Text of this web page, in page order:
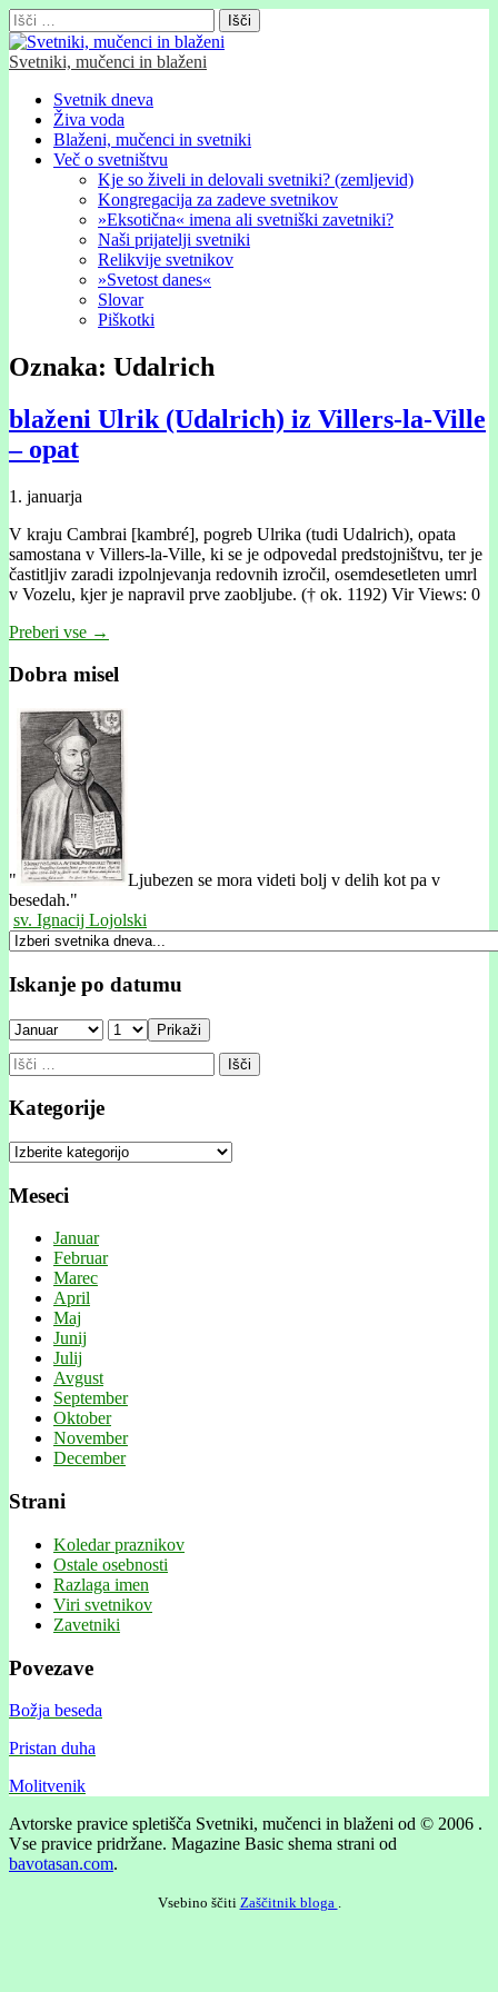
Išči:
Svetniki, mučenci in blaženi
Glavni
meni
Skip
content
Svetnik dneva
Živa voda
Blaženi, mučenci in svetniki
Več o svetništvu
Kje so živeli in delovali svetniki? (zemljevid)
Kongregacija za zadeve svetnikov
»Eksotična« imena ali svetniški zavetniki?
Naši prijatelji svetniki
Relikvije svetnikov
»Svetost danes«
Slovar
Piškotki
Oznaka: Udalrich
blaženi Ulrik (Udalrich) iz Villers-la-Ville
– opat
1. januarja
V kraju Cambrai [kambré], pogreb Ulrika (tudi Udalrich), opata
samostana v Villers-la-Ville, ki se je odpovedal predstojništvu, ter je
častitljiv zaradi izpolnjevanja redovnih izročil, osemdesetleten umrl
v Vozelu, kjer je napravil prve zaobljube. († ok. 1192) Vir Views: 0
Preberi vse →
Dobra misel
"
Ljubezen se mora videti bolj v delih kot pa v
besedah."
sv. Ignacij Lojolski
Iskanje po datumu
Prikaži
Išči:
Kategorije
Kategorije
Meseci
Januar
Februar
Marec
April
Maj
Junij
Julij
Avgust
September
Oktober
November
December
Strani
Koledar praznikov
Ostale osebnosti
Razlaga imen
Viri svetnikov
Zavetniki
Povezave
Božja beseda
Pristan duha
Molitvenik
Avtorske pravice spletišča Svetniki, mučenci in blaženi od © 2006 .
Vse pravice pridržane. Magazine Basic shema strani od
bavotasan.com.
Vsebino ščiti Zaščitnik bloga .